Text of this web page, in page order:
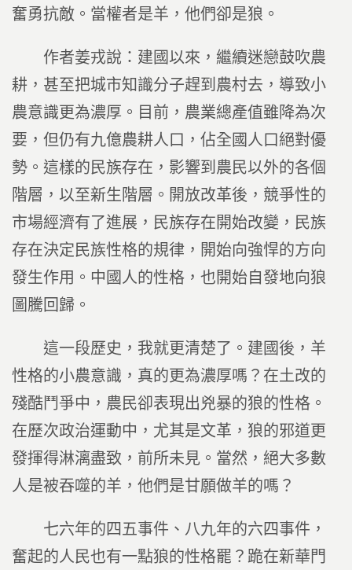
奮勇抗敵。當權者是羊，他們卻是狼。
作者姜戎說：建國以來，繼續迷戀鼓吹農
耕，甚至把城市知識分子趕到農村去，導致小
農意識更為濃厚。目前，農業總產值雖降為次
要，但仍有九億農耕人口，佔全國人口絕對優
勢。這樣的民族存在，影響到農民以外的各個
階層，以至新生階層。開放改革後，競爭性的
市場經濟有了進展，民族存在開始改變，民族
存在決定民族性格的規律，開始向強悍的方向
發生作用。中國人的性格，也開始自發地向狼
圖騰回歸。
這一段歷史，我就更清楚了。建國後，羊
性格的小農意識，真的更為濃厚嗎？在土改的
殘酷鬥爭中，農民卻表現出兇暴的狼的性格。
在歷次政治運動中，尤其是文革，狼的邪道更
發揮得淋漓盡致，前所未見。當然，絕大多數
人是被吞噬的羊，他們是甘願做羊的嗎？
七六年的四五事件、八九年的六四事件，
奮起的人民也有一點狼的性格罷？跪在新華門